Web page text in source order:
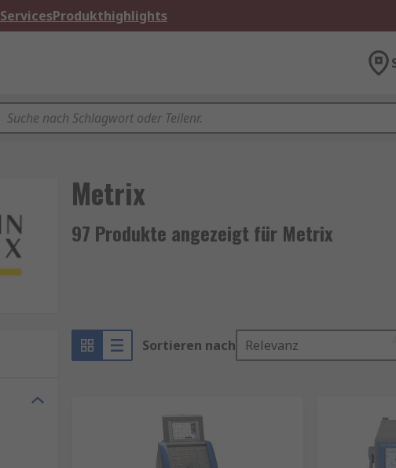
ServicesProdukthighlights
Metrix
97 Produkte angezeigt für Metrix
Sortieren nach Relevanz